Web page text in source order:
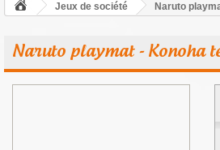
Jeux de société Naruto
Naruto playmat - Konoha